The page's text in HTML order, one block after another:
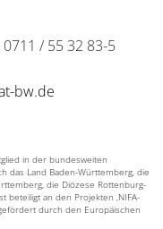
0711 / 55 32 83-5
bw.de
in der bundesweiten
das Land Baden-Württemberg, die
die Diözese Rottenburg-
beteiligt an den Projekten ‚NIFA-
durch den Europäischen